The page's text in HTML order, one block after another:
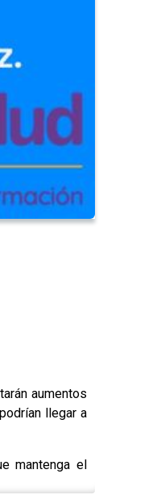
aumentos
llegar a
mantenga el